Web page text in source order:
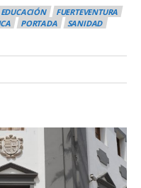
EDUCACIÓN
FUERTEVENTURA
PORTADA SANIDAD